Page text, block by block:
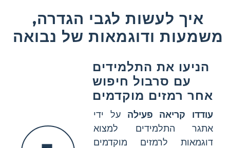
איך לעשות לגבי הגדרה,
משמעות ודוגמאות של נבואה
הניעו את התלמידים
עם סרבול חיפוש
אחר רמזים מוקדמים
עודדו קריאה פעילה על ידי
אתגר התלמידים למצוא
דוגמאות לרמזים מוקדמים